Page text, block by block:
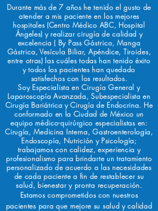
Durante más de 7 años he tenido el gusto de
atender a mis paciente en los mejores
hospitales (Centro Médico ABC, Hospital
Ángeles) y realizar cirugía de calidad y
excelencia ( By PassGástrico, Manga
Gástrica, Vesícula Biliar, Apéndice, Tiroides,
entre otras) las cuáles todas han tenido éxito
y todos los pacientes han quedado
satisfechos con los resultados.
Soy Especialista enCirugía General y
Laparoscopía Avanzada, Subespecialista en
Cirugía Bariátrica y Cirugía de Endocrina. He
conformado en la Ciudad de México un
equipo médico-quirúrgico especialistas en:
Cirugía, Medicina Interna, Gastroenterología,
Endoscopía, Nutrición y Psicología;
trabajamos con calidez, experiencia y
profesionalismo para brindarte un tratamiento
personalizado de acuerdo a las necesidades
de cada paciente a fin de restablecer su
salud, bienestar y pronta recuperación.
Estamos comprometidos con nuestros
pacientes para que mejore su salud y calidad